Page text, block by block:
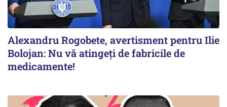
Alexandru Rogobete, avertisment pentru Ilie
Bolojan: Nu vă atingeți de fabricile de
medicamente!